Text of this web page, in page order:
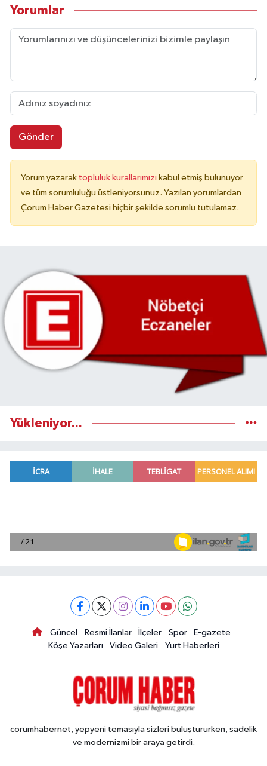
Yorumlar
Gönder
Yorum yazarak topluluk kurallarımızı kabul etmiş bulunuyor
ve tüm sorumluluğu üstleniyorsunuz. Yazılan yorumlardan
Çorum Haber Gazetesi hiçbir şekilde sorumlu tutulamaz.
Yükleniyor...
Güncel Resmi İlanlar İlçeler Spor
E-gazete
Köşe Yazarları
Video Galeri Yurt Haberleri
corumhabernet, yepyeni temasıyla sizleri buluştururken, sadelik
ve modernizmi bir araya getirdi.